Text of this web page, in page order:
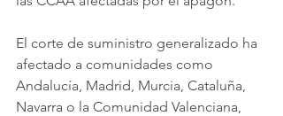
El corte de suministro generalizado ha
afectado a comunidades como
Andalucía, Madrid, Murcia, Cataluña,
Navarra o la Comunidad Valenciana,